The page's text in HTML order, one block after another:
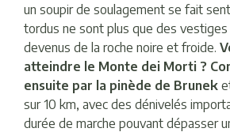
un soupir de soulagement se fait
tordus ne sont plus que des
devenus de la roche noire et froide.
atteindre le Monte dei Morti ?
ensuite par la pinède de Brunek
sur 10 km, avec des dénivelés
durée de marche pouvant dépasser